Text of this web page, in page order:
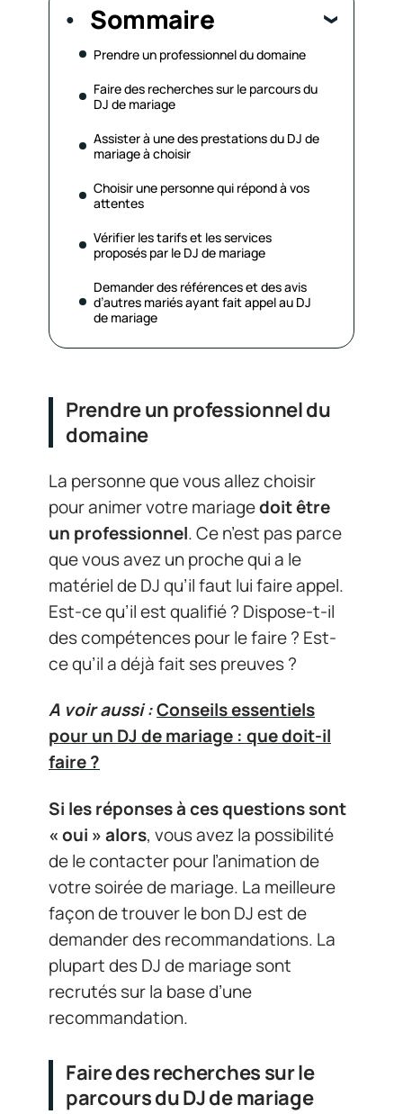
Sommaire
Prendre un professionnel du domaine
Faire des recherches sur le parcours du
DJ de mariage
Assister à une des prestations du DJ de
mariage à choisir
Choisir une personne qui répond à vos
attentes
Vérifier les tarifs et les services
proposés par le DJ de mariage
Demander des références et des avis
d’autres mariés ayant fait appel au DJ
de mariage
Prendre un professionnel du
domaine
La personne que vous allez choisir
pour animer votre mariagedoit être
un professionnel. Ce n’est pas parce
que vous avez un proche qui a le
matériel de DJ qu’il faut lui faire appel.
Est-ce qu’il est qualifié ? Dispose-t-il
des compétences pour le faire ? Est-
ce qu’il a déjà fait ses preuves ?
A voir aussi :Conseils essentiels
pour un DJ de mariage : que doit-il
faire ?
Si les réponses à ces questions sont
« oui » alors, vous avez la possibilité
de le contacter pour l’animation de
votre soirée de mariage. La meilleure
façon de trouver le bon DJ est de
demander des recommandations. La
plupart des DJ de mariage sont
recrutés sur la base d’une
recommandation.
Faire des recherches sur le
parcours du DJ de mariage